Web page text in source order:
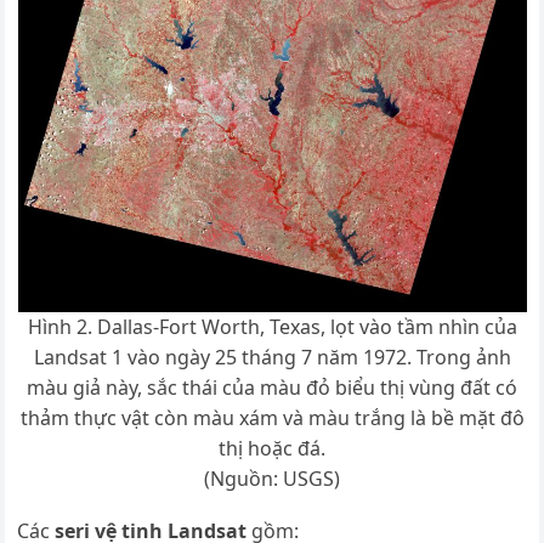
Hình 2. Dallas-Fort Worth, Texas, lọt vào tầm nhìn của
Landsat 1 vào ngày 25 tháng 7 năm 1972. Trong ảnh
màu giả này, sắc thái của màu đỏ biểu thị vùng đất có
thảm thực vật còn màu xám và màu trắng là bề mặt đô
thị hoặc đá.
(Nguồn: USGS)
Cácseri vệ tinh Landsat gồm: